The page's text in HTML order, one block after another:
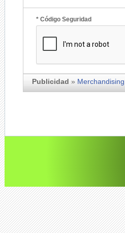
* Código Seguridad
Publicidad » Merchandising